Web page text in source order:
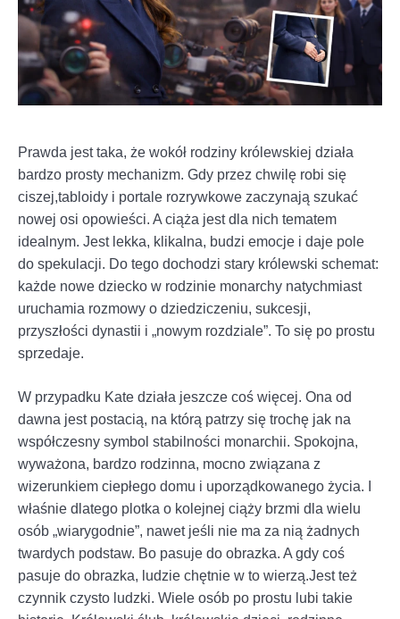
Prawda jest taka, że wokół rodziny królewskiej działa
bardzo prosty mechanizm. Gdy przez chwilę robi się
ciszej,tabloidy i portale rozrywkowe zaczynają szukać
nowej osi opowieści. A ciąża jest dla nich tematem
idealnym. Jest lekka, klikalna, budzi emocje i daje pole
do spekulacji. Do tego dochodzi stary królewski schemat:
każde nowe dziecko w rodzinie monarchy natychmiast
uruchamia rozmowy o dziedziczeniu, sukcesji,
przyszłości dynastii i „nowym rozdziale”. To się po prostu
sprzedaje.
W przypadku Kate działa jeszcze coś więcej. Ona od
dawna jest postacią, na którą patrzy się trochę jak na
współczesny symbol stabilności monarchii. Spokojna,
wyważona, bardzo rodzinna, mocno związana z
wizerunkiem ciepłego domu i uporządkowanego życia. I
właśnie dlatego plotka o kolejnej ciąży brzmi dla wielu
osób „wiarygodnie”, nawet jeśli nie ma za nią żadnych
twardych podstaw. Bo pasuje do obrazka. A gdy coś
pasuje do obrazka, ludzie chętnie w to wierzą.Jest też
czynnik czysto ludzki. Wiele osób po prostu lubi takie